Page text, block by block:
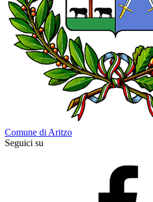
Comune di Aritzo
Seguici su